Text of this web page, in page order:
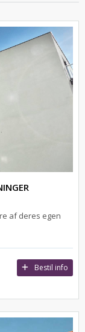
af deres egen
Bestil info